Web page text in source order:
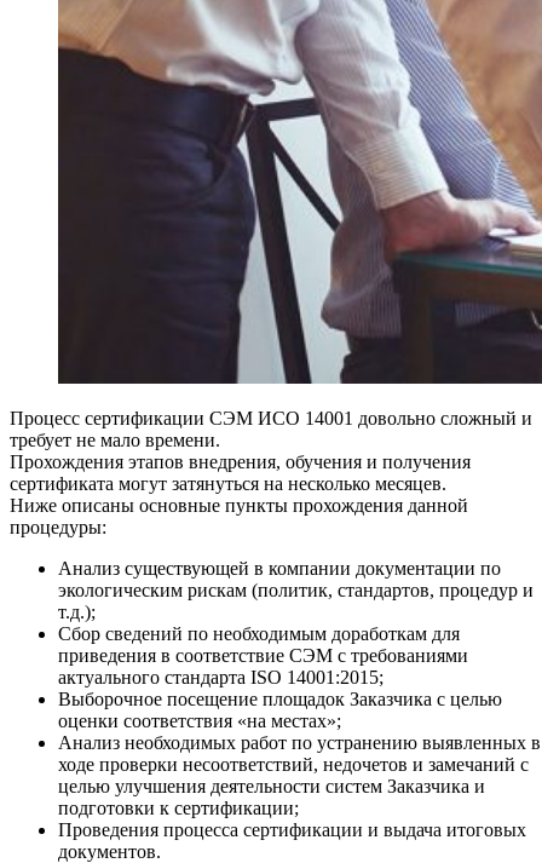
Процесс сертификации СЭМ ИСО 14001 довольно сложный и
требует не мало времени.
Прохождения этапов внедрения, обучения и получения
сертификата могут затянуться на несколько месяцев.
Ниже описаны основные пункты прохождения данной
процедуры:
Анализ существующей в компании документации по
экологическим рискам (политик, стандартов, процедур и
т.д.);
Сбор сведений по необходимым доработкам для
приведения в соответствие СЭМ с требованиями
актуального стандарта ISO 14001:2015;
Выборочное посещение площадок Заказчика с целью
оценки соответствия «на местах»;
Анализ необходимых работ по устранению выявленных в
ходе проверки несоответствий, недочетов и замечаний с
целью улучшения деятельности систем Заказчика и
подготовки к сертификации;
Проведения процесса сертификации и выдача итоговых
документов.